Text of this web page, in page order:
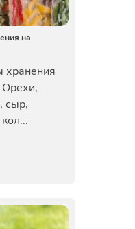
на
хранения
сыр,